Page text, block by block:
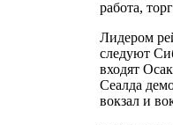
работа,
Лидером
следуют
входят
Сеалда
вокзал и